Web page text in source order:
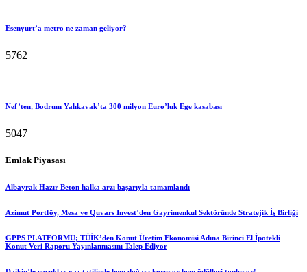
Esenyurt’a metro ne zaman geliyor?
5762
Nef’ten, Bodrum Yalıkavak’ta 300 milyon Euro’luk Ege kasabası
5047
Emlak Piyasası
Albayrak Hazır Beton halka arzı başarıyla tamamlandı
Azimut Portföy, Mesa ve Quvars Invest’den Gayrimenkul Sektöründe Stratejik İş Birliği
GPPS PLATFORMU; TÜİK’den Konut Üretim Ekonomisi Adına Birinci El İpotekli
Konut Veri Raporu Yayınlanmasını Talep Ediyor